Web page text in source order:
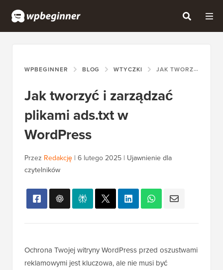
WPBEGINNER BLOG WTYCZKI JAK TWORZYĆ I ZARZĄDZAĆ PLIKAMI ADS.TXT W WORDPRESS
Jak tworzyć i zarządzać
plikami ads.txt w
WordPress
Przez Redakcję | 6 lutego 2025 | Ujawnienie dla
czytelników
Ochrona Twojej witryny WordPress przed oszustwami
reklamowymi jest kluczowa, ale nie musi być